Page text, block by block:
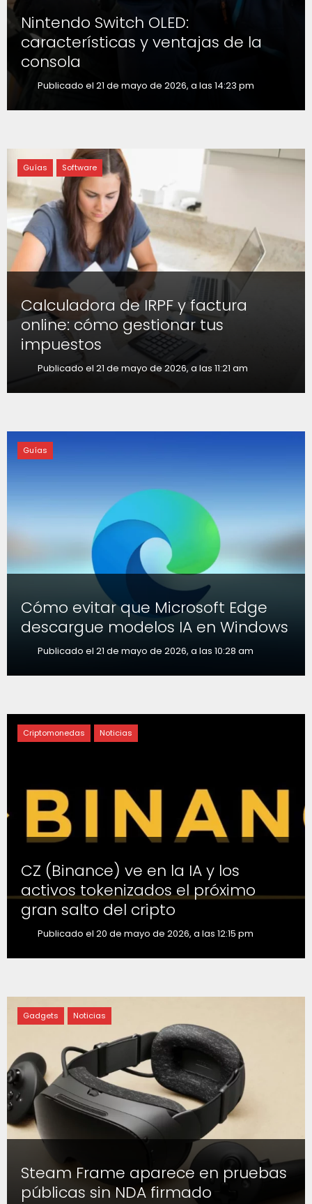
Nintendo Switch OLED:
características y ventajas de la
consola
Publicado el 21 de mayo de 2026, a las 14:23 pm
Guías Software
Calculadora de IRPF y factura
online: cómo gestionar tus
impuestos
Publicado el 21 de mayo de 2026, a las 11:21 am
Guías
Cómo evitar que Microsoft Edge
descargue modelos IA en Windows
Publicado el 21 de mayo de 2026, a las 10:28 am
Criptomonedas Noticias
CZ (Binance) ve en la IA y los
activos tokenizados el próximo
gran salto del cripto
Publicado el 20 de mayo de 2026, a las 12:15 pm
Gadgets Noticias
Steam Frame aparece en pruebas
públicas sin NDA firmado